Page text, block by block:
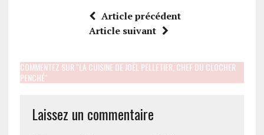
Article précédent
Article suivant
COMMENTEZ SUR "LA CUISINE DE JOËL PELLETIER, CHEF DU CLOCHER
PENCHÉ"
Laissez un commentaire